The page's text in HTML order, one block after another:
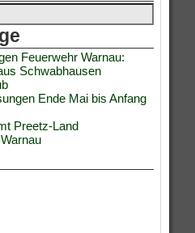
Feuerwehr Warnau:
Schwabhausen
Ende Mai bis Anfang
Preetz-Land